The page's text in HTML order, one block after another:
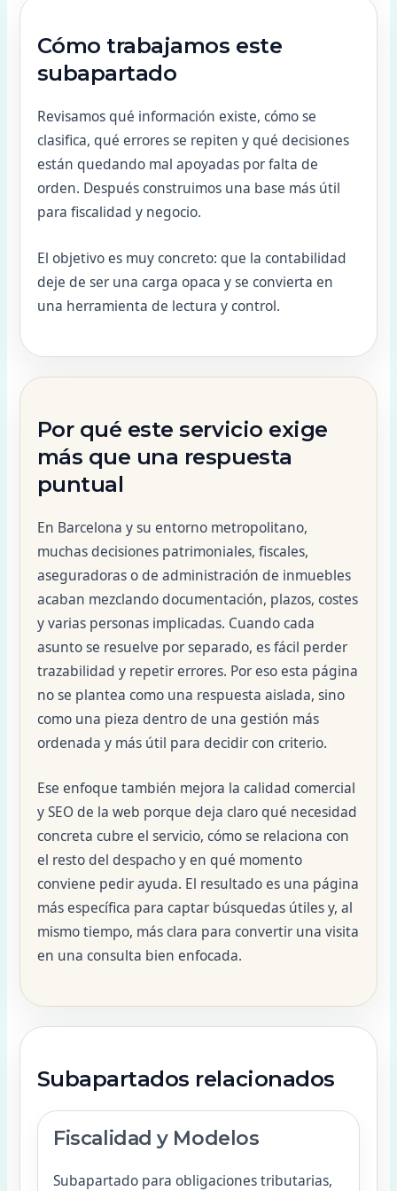
Cómo trabajamos este
subapartado
Revisamos qué información existe, cómo se
clasifica, qué errores se repiten y qué decisiones
están quedando mal apoyadas por falta de
orden. Después construimos una base más útil
para fiscalidad y negocio.
El objetivo es muy concreto: que la contabilidad
deje de ser una carga opaca y se convierta en
una herramienta de lectura y control.
Por qué este servicio exige
más que una respuesta
puntual
En Barcelona y su entorno metropolitano,
muchas decisiones patrimoniales, fiscales,
aseguradoras o de administración de inmuebles
acaban mezclando documentación, plazos, costes
y varias personas implicadas. Cuando cada
asunto se resuelve por separado, es fácil perder
trazabilidad y repetir errores. Por eso esta página
no se plantea como una respuesta aislada, sino
como una pieza dentro de una gestión más
ordenada y más útil para decidir con criterio.
Ese enfoque también mejora la calidad comercial
y SEO de la web porque deja claro qué necesidad
concreta cubre el servicio, cómo se relaciona con
el resto del despacho y en qué momento
conviene pedir ayuda. El resultado es una página
más específica para captar búsquedas útiles y, al
mismo tiempo, más clara para convertir una visita
en una consulta bien enfocada.
Subapartados relacionados
Fiscalidad y Modelos
Subapartado para obligaciones tributarias,